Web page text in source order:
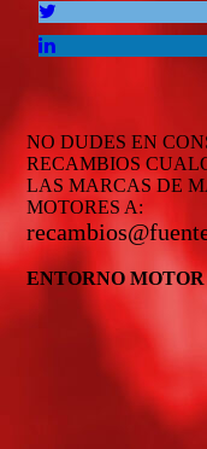
NO DUDES EN
RECAMBIOS
LAS MARCAS DE
MOTORES A:
ENTORNO MOTOR